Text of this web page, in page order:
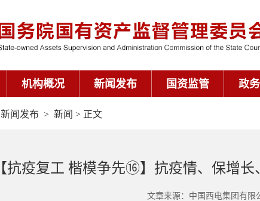
机构概况 新闻发布 国资监管 政
新闻发布 > 新闻 > 正文
【抗疫复工 楷模争先⑯】抗疫情、保增
文章来源：中国西电集团有